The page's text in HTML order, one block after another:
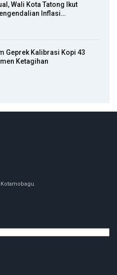
Wali Kota Tatong Ikut
Inflasi…
Geprek Kalibrasi Kopi 43
Ketagihan